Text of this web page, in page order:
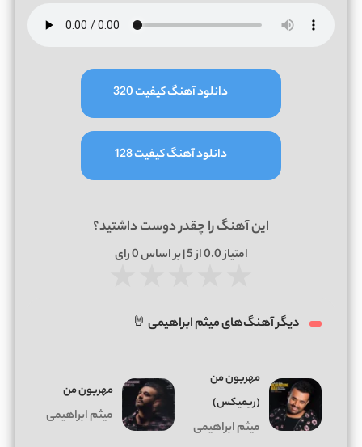
دانلود آهنگ کیفیت 320
دانلود آهنگ کیفیت 128
این آهنگ را چقدر دوست داشتید؟
امتیاز0.0از 5 | بر اساس 0رای
دیگر آهنگ‌های میثم ابراهیمی 🤘
مهربون من
(ریمیکس)
میثم ابراهیمی
مهربون من
میثم ابراهیمی